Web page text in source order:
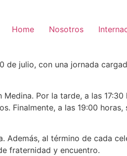
Home Nosotros
de julio, con una jornada
Por la tarde, a las 17:30
Finalmente, a las 19:00 horas,
Además, al término de cada
fraternidad y encuentro.